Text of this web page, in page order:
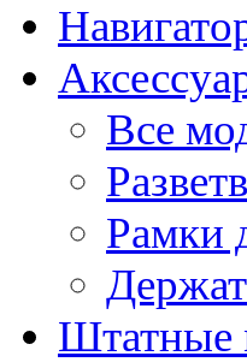
Все
Рамки
Штатные